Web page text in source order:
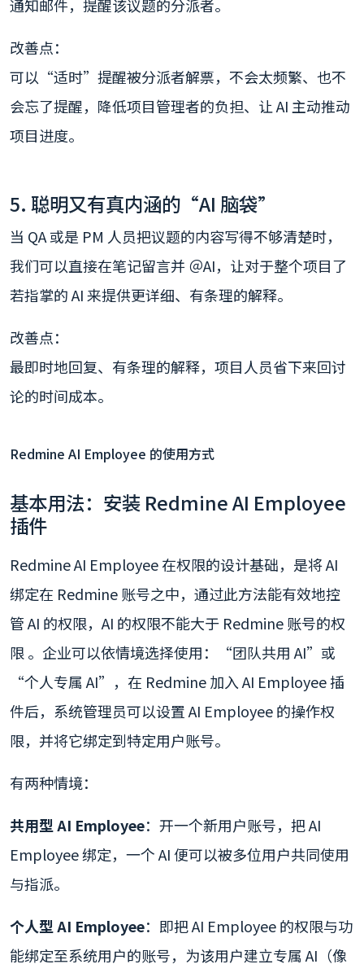
通知邮件，提醒该议题的分派者。
改善点：
可以“适时”提醒被分派者解票，不会太频繁、也不
会忘了提醒，降低项目管理者的负担、让 AI 主动推动
项目进度。
5. 聪明又有真内涵的“AI 脑袋”
当 QA 或是 PM 人员把议题的内容写得不够清楚时，
我们可以直接在笔记留言并 ＠AI，让对于整个项目了
若指掌的 AI 来提供更详细、有条理的解释。
改善点：
最即时地回复、有条理的解释，项目人员省下来回讨
论的时间成本。
Redmine AI Employee 的使用方式
基本用法：安装 Redmine AI Employee
插件
Redmine AI Employee 在权限的设计基础，是将 AI
绑定在 Redmine 账号之中，通过此方法能有效地控
管 AI 的权限，AI 的权限不能大于 Redmine 账号的权
限 。企业可以依情境选择使用：“团队共用 AI”或
“个人专属 AI”，在 Redmine 加入 AI Employee 插
件后，系统管理员可以设置 AI Employee 的操作权
限，并将它绑定到特定用户账号。
有两种情境：
共用型 AI Employee：开一个新用户账号，把 AI
Employee 绑定，一个 AI 便可以被多位用户共同使用
与指派。
个人型 AI Employee：即把 AI Employee 的权限与功
能绑定至系统用户的账号，为该用户建立专属 AI（像